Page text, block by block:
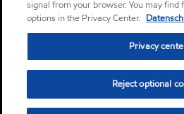
signal from your browser. You may
options in the Privacy Center.
Privacy
Reject optional